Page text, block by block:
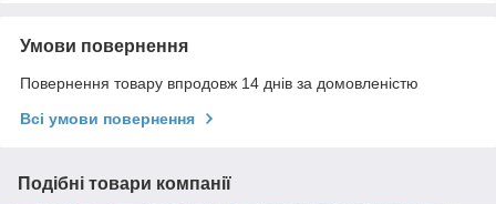
Умови повернення
Повернення товару впродовж 14 днів за домовленістю
Всі умови повернення
Подібні товари компанії